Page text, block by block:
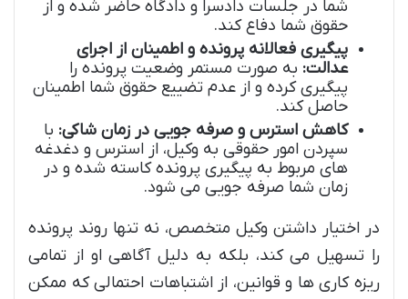
شما در جلسات دادسرا و دادگاه حاضر شده و از
حقوق شما دفاع کند.
پیگیری فعالانه پرونده و اطمینان از اجرای
عدالت: به صورت مستمر وضعیت پرونده را
پیگیری کرده و از عدم تضییع حقوق شما اطمینان
حاصل کند.
کاهش استرس و صرفه جویی در زمان شاکی: با
سپردن امور حقوقی به وکیل، از استرس و دغدغه
های مربوط به پیگیری پرونده کاسته شده و در
زمان شما صرفه جویی می شود.
در اختیار داشتن وکیل متخصص، نه تنها روند پرونده
را تسهیل می کند، بلکه به دلیل آگاهی او از تمامی
ریزه کاری ها و قوانین، از اشتباهات احتمالی که ممکن